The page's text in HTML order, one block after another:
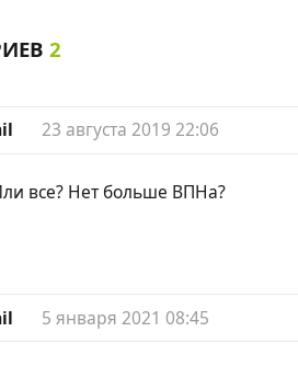
2
23 августа 2019 22:06
все? Нет больше ВПНа?
5 января 2021 08:45